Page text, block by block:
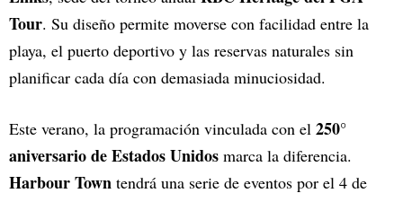
Tour. Su diseño permite moverse con facilidad entre la
playa, el puerto deportivo y las reservas naturales sin
planificar cada día con demasiada minuciosidad.
Este verano, la programación vinculada con el 250°
aniversario de Estados Unidos marca la diferencia.
Harbour Town tendrá una serie de eventos por el 4 de